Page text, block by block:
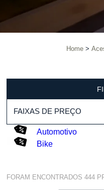
Home
FAIXAS DE PREÇO
Automotivo
Bike
FORAM ENCONTRADOS444